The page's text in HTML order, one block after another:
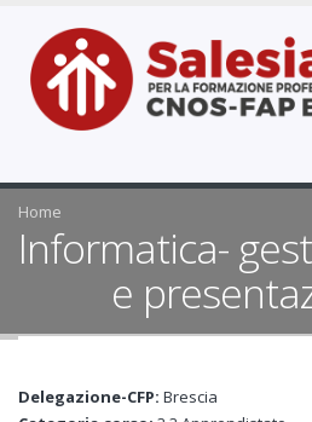
Home
Informatica-
e
Delegazione-CFP: Brescia